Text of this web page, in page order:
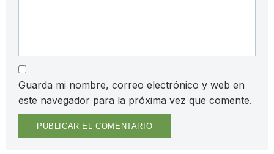
Guarda mi nombre, correo electrónico y web en
este navegador para la próxima vez que comente.